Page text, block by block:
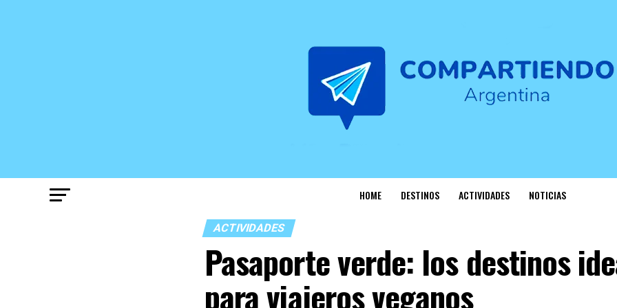
HOME DESTINOS ACTIVIDADES NOTICIAS
ACTIVIDADES
Pasaporte verde: los destinos
para viajeros veganos